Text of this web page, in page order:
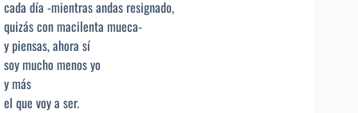
cada día -mientras andas resignado,
quizás con macilenta mueca-
y piensas, ahora sí
soy mucho menos yo
y más
el que voy a ser.